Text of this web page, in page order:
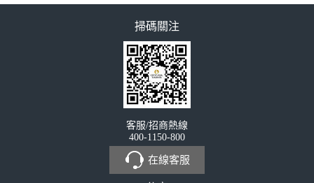
掃碼關注
客服/招商熱線
400-1150-800
在線客服